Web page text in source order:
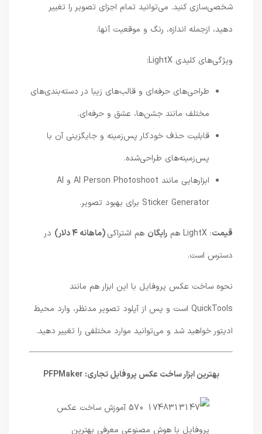
شخصی‌سازی کنید. می‌توانید تمام اجزای تصویر را تغییر
دهید، ازجمله اندازه، رنگ و موقعیت آنها.
ویژگی‌های کلیدی LightX:
طراحی‌های حرفه‌ای و قالب‌های زیبا در دسته‌بندی‌های
مختلف مانند جشن‌ها، عشق و حرفه‌ای.
قابلیت حذف خودکار پس‌زمینه و جایگزینی آن با
پس‌زمینه‌های طراحی‌شده.
ابزارهایی مانند AI Person Photoshoot و AI
Sticker Generator برای بهبود تصویر.
: LightX هم رایگان هم اشتراکی(ماهانه 4 دلار)
در
دسترس است.
نحوه ساخت عکس پروفایل با این ابزار هم مانند
QuickTools است و پس از آپلود تصویر مدنظر، وارد محیط
ادیتور خواهید شد و می‌توانید موارد مختلفی را تغییر دهید.
بهترین ابزار ساخت عکس پروفایل تجاری: PFPMaker